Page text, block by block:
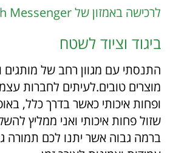
לרכישה באמזון של inreach Messenger לחצו כאן
ביגוד וציוד לשטח
התנסתי עם מגוון רחב של מותגים
מוצרים טובים.לעיתים לחברות
ופחות איכותי כאשר בדרך כלל,
שזול פחות איכותי ואני ממליץ
ברמה גבוה אשר יתנו לכם תמורה